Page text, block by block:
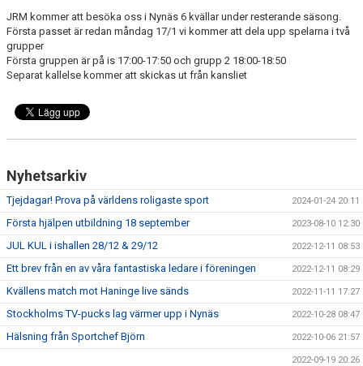
JRM kommer att besöka oss i Nynäs 6 kvällar under resterande säsong.
Första passet är redan måndag 17/1 vi kommer att dela upp spelarna i två
grupper
Första gruppen är på is 17:00-17:50 och grupp 2 18:00-18:50
Separat kallelse kommer att skickas ut från kansliet
Nyhetsarkiv
Tjejdagar! Prova på världens roligaste sport 2024-01-24 20:11
Första hjälpen utbildning 18 september 2023-08-10 12:30
JUL KUL i ishallen 28/12 & 29/12 2022-12-11 08:53
Ett brev från en av våra fantastiska ledare i föreningen 2022-12-11 08:29
Kvällens match mot Haninge live sänds 2022-11-11 17:27
Stockholms TV-pucks lag värmer upp i Nynäs 2022-10-28 08:47
Hälsning från Sportchef Björn 2022-10-06 21:57
2022-09-19 20:26